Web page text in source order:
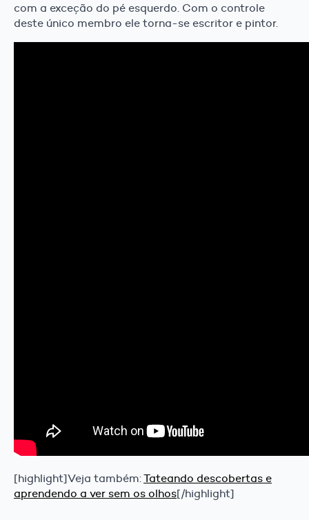
com a exceção do pé esquerdo. Com o controle
deste único membro ele torna-se escritor e pintor.
[highlight]Veja também:Tateando descobertas e
aprendendo a ver sem os olhos[/highlight]